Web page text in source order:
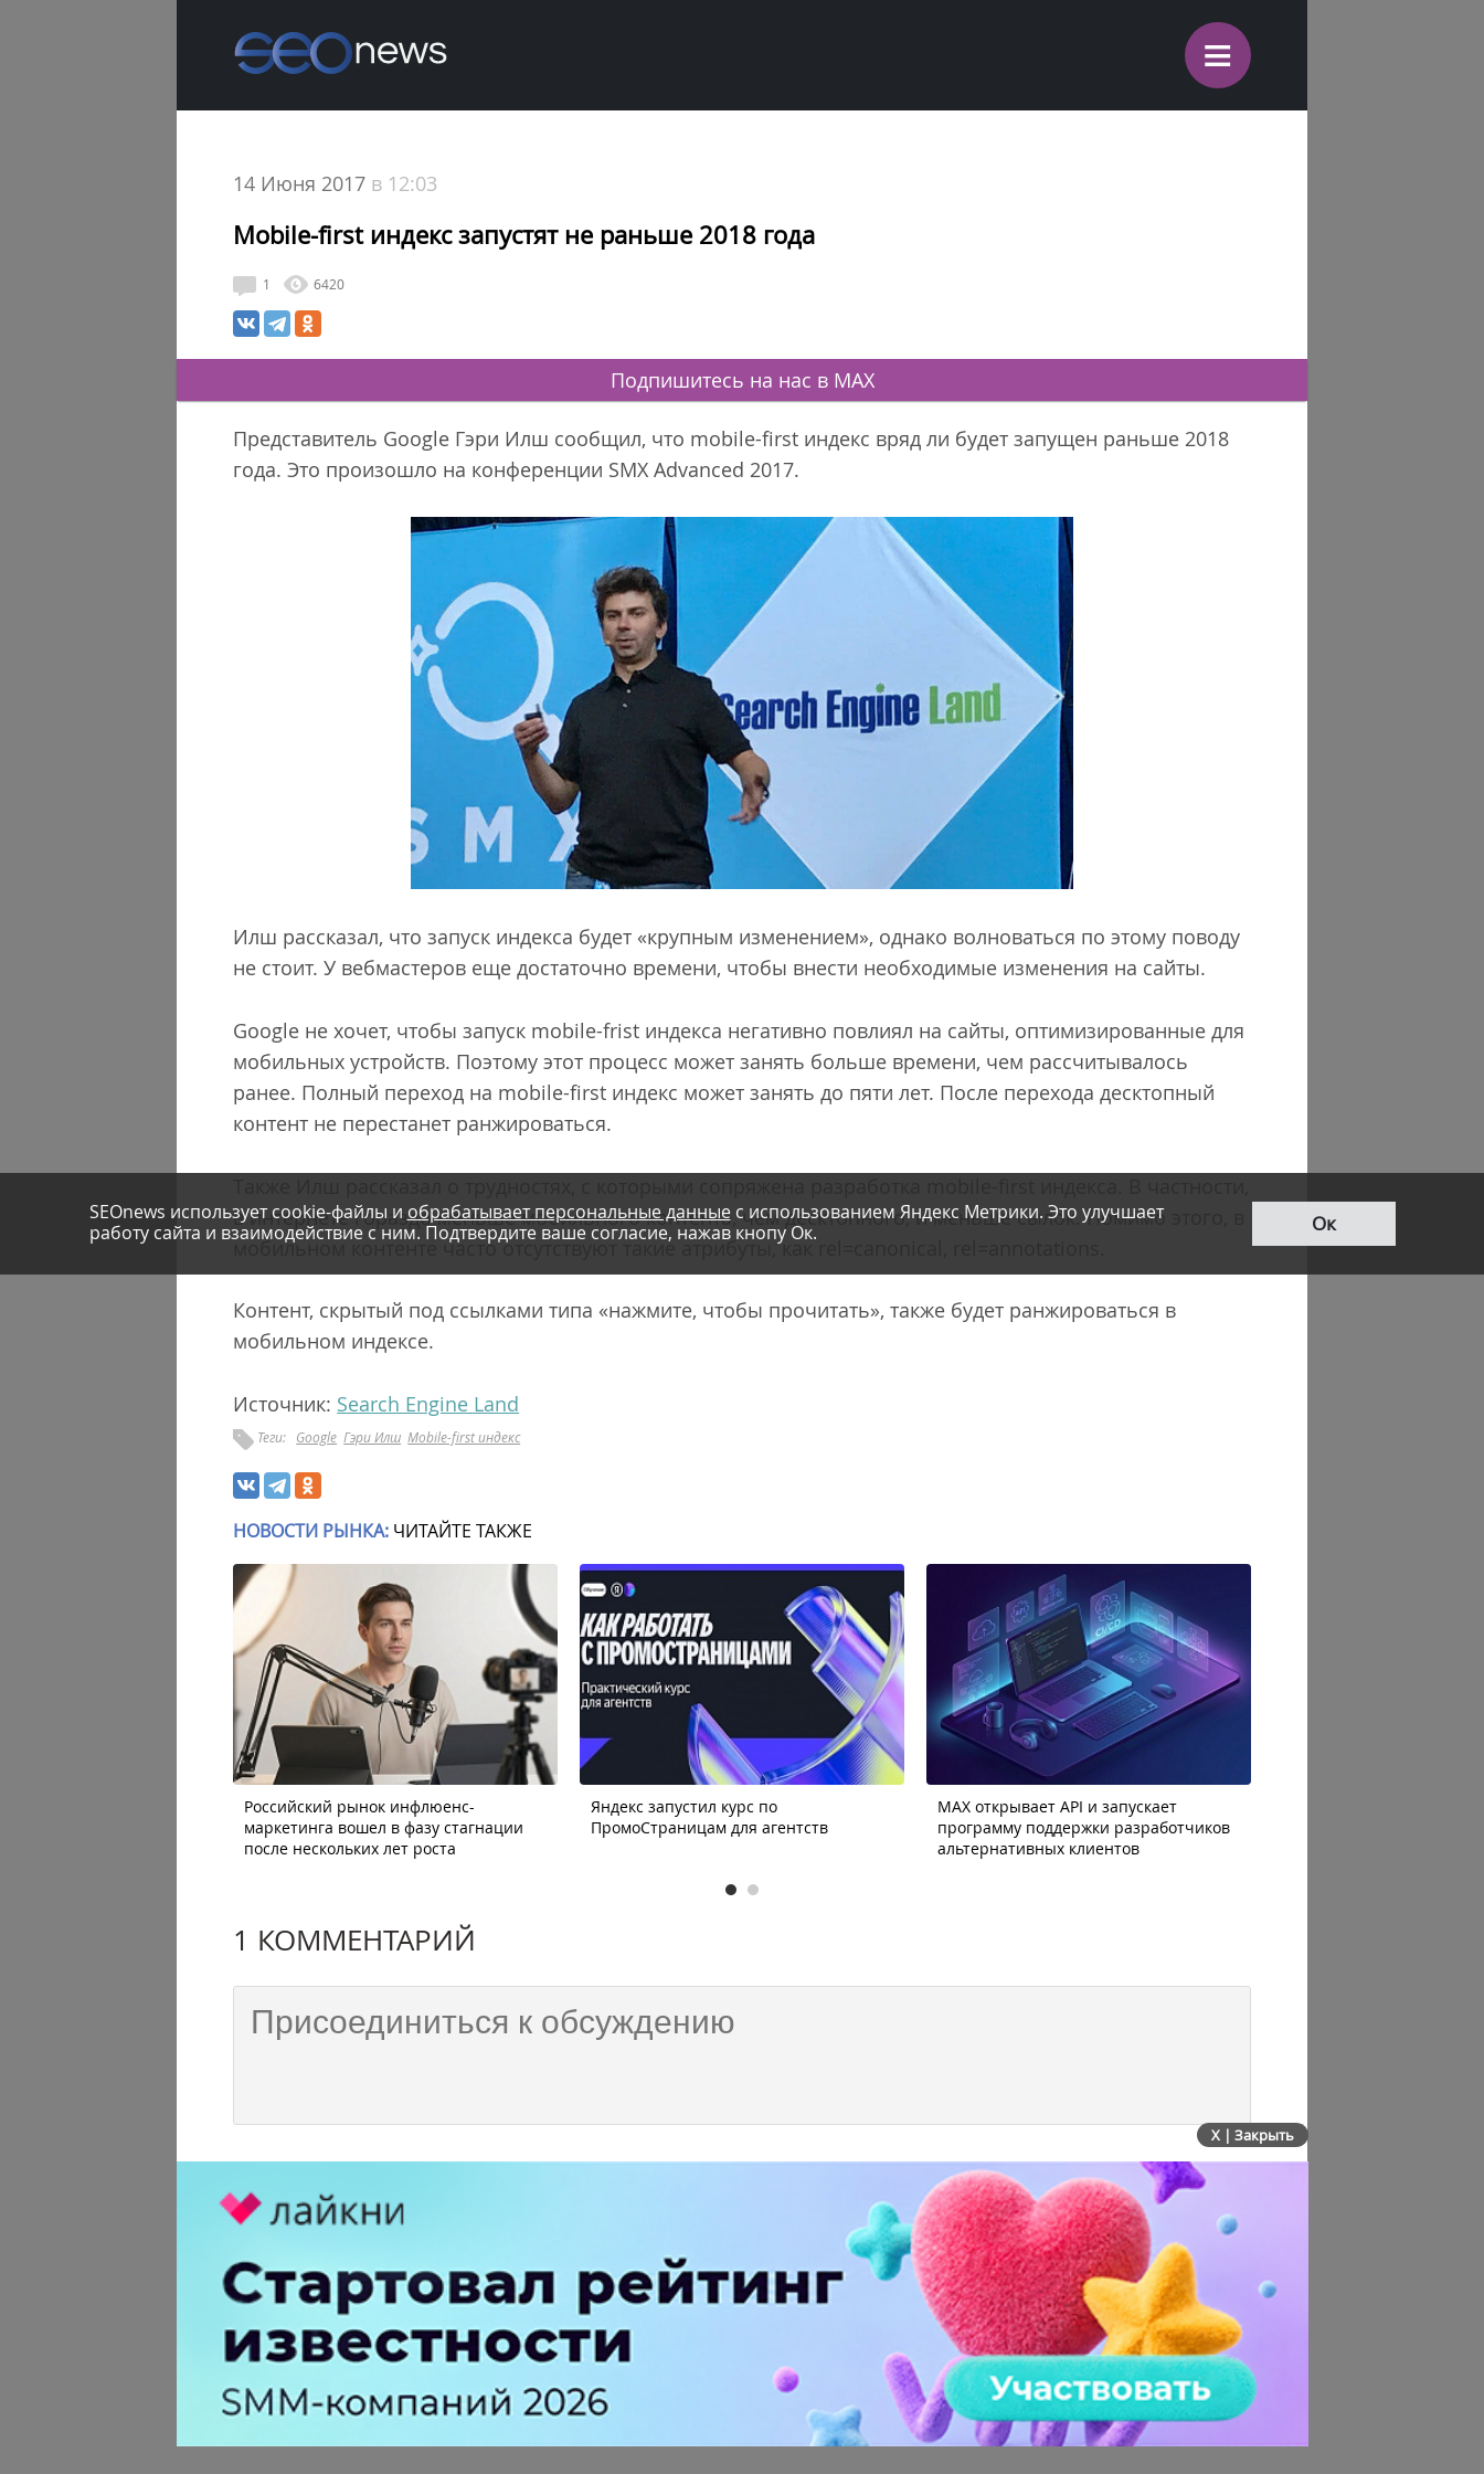
≡
14 Июня 2017 в 12:03
Mobile-first индекс запустят не раньше 2018 года
1 6420
Подпишитесь на нас в MAX
Представитель Google Гэри Илш сообщил, что mobile-first индекс вряд ли будет запущен раньше 2018
года. Это произошло на конференции SMX Advanced 2017.
Илш рассказал, что запуск индекса будет «крупным изменением», однако волноваться по этому поводу
не стоит. У вебмастеров еще достаточно времени, чтобы внести необходимые изменения на сайты.
Google не хочет, чтобы запуск mobile-frist индекса негативно повлиял на сайты, оптимизированные для
мобильных устройств. Поэтому этот процесс может занять больше времени, чем рассчитывалось
ранее. Полный переход на mobile-first индекс может занять до пяти лет. После перехода десктопный
контент не перестанет ранжироваться.
в интернете гораздо меньше мобильного контента, чем десктопного, и меньше сылок. Помимо этого, в
мобильном контенте часто отсутствуют такие атрибуты, как rel=canonical, rel=annotations.
Контент, скрытый под ссылками типа «нажмите, чтобы прочитать», также будет ранжироваться в
мобильном индексе.
Источник: Search Engine Land
Теги: Google Гэри Илш Mobile-first индекс
SEOnews использует cookie-файлы и обрабатывает персональные данныес использованием Яндекс Метрики. Это улучшает
работу сайта и взаимодействие с ним. Подтвердите ваше согласие, нажав кнопу Ок.
Ок
НОВОСТИ РЫНКА: ЧИТАЙТЕ ТАКЖЕ
Российский рынок инфлюенс-
маркетинга вошел в фазу стагнации
после нескольких лет роста
Яндекс запустил курс по
ПромоСтраницам для агентств
MAX открывает API и запускает
программу поддержки разработчиков
альтернативных клиентов
1 КОММЕНТАРИЙ
S 1
больше года назад
Валерия, Я не злой, нет, но может вы уволитесь? То Вы пишите https важен, но ненужен, то rel=annotations
Что это такое за annotations?
Исправьте: rel="alternate"... жесть, а я думал SEO News хороший ресурс.
- 3 + Ответить
X | Закрыть